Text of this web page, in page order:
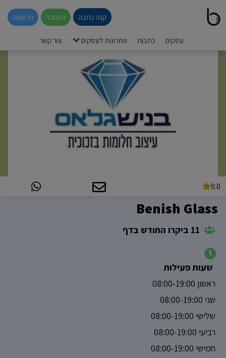
קנה כתבה התחבר הרשמה
עסקים כתבות פתרונות לעסקים צור קשר
0.0
Benish Glass
שעות פעילות
ראשון 08:00-19:00
שני 08:00-19:00
שלישי 08:00-19:00
רביעי 08:00-19:00
חמישי 08:00-19:00